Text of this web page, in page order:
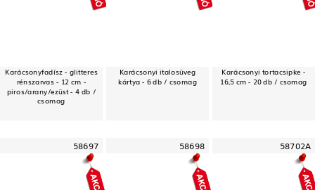
Karácsonyfadísz - glitteres
rénszarvas - 12 cm -
piros/arany/ezüst - 4 db /
csomag
Karácsonyi italosüveg
kártya - 6 db / csomag
Karácsonyi tortacsipke -
16,5 cm - 20 db / csomag
58697 58698 58702A